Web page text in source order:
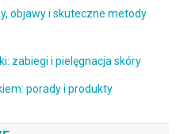
objawy i skuteczne metody
zabiegi i pielęgnacja skóry
porady i produkty